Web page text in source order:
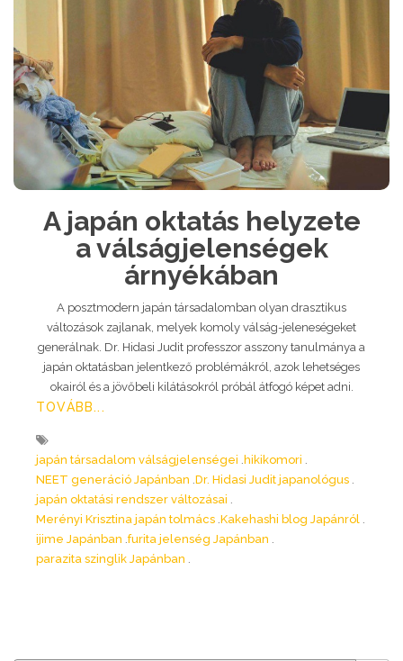
A japán oktatás helyzete
a válságjelenségek
árnyékában
A posztmodern japán társadalomban olyan drasztikus
változások zajlanak, melyek komoly válság-jeleneségeket
generálnak. Dr. Hidasi Judit professzor asszony tanulmánya a
japán oktatásban jelentkező problémákról, azok lehetséges
okairól és a jövőbeli kilátásokról próbál átfogó képet adni.
TOVÁBB...
japán társadalom válságjelenségei hikikomori
NEET generáció Japánban Dr. Hidasi Judit japanológus
japán oktatási rendszer változásai
Merényi Krisztina japán tolmács Kakehashi blog Japánról
ijime Japánban furita jelenség Japánban
parazita szinglik Japánban